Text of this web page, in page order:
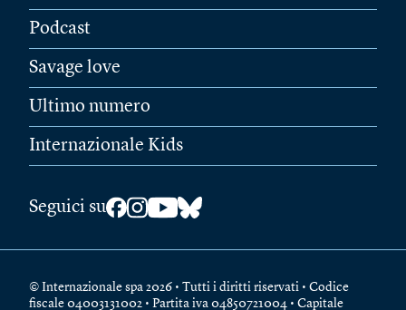
Podcast
Savage love
Ultimo numero
Internazionale Kids
Seguici su
© Internazionale spa 2026 • Tutti i diritti riservati • Codice
fiscale 04003131002 • Partita iva 04850721004 • Capitale